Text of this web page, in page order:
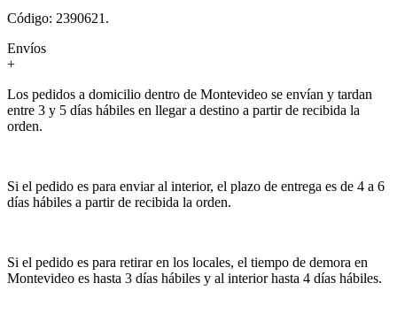
Código: 2390621.
Envíos
+
Los pedidos a domicilio dentro de Montevideo se envían y tardan
entre 3 y 5 días hábiles en llegar a destino a partir de recibida la
orden.
Si el pedido es para enviar al interior, el plazo de entrega es de 4 a 6
días hábiles a partir de recibida la orden.
Si el pedido es para retirar en los locales, el tiempo de demora en
Montevideo es hasta 3 días hábiles y al interior hasta 4 días hábiles.